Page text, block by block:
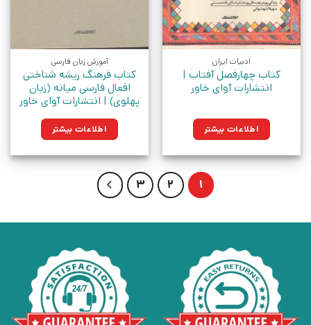
ادبیات ایران
کتاب چهارفصل آفتاب |
انتشارات آوای خاور
اطلاعات بیشتر
آموزش زبان فارسی
کتاب فرهنگ ریشه شناختی
افعال فارسی میانه (زبان
پهلوی) | انتشارات آوای خاور
اطلاعات بیشتر
1
2
3